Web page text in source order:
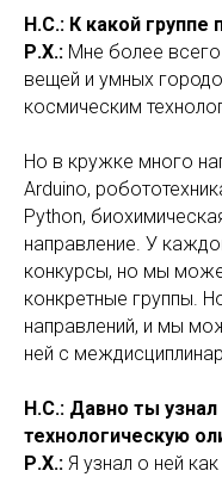
Н.С.: К какой
Р.Х.: Мне более всего
вещей и умных
космическим
Но в кружке много
Arduino,
Python,
направление. У
конкурсы, но мы
конкретные группы.
направлений, и мы
ней с
Н.С.: Давно ты
технологическую
Р.Х.: Я узнал о ней